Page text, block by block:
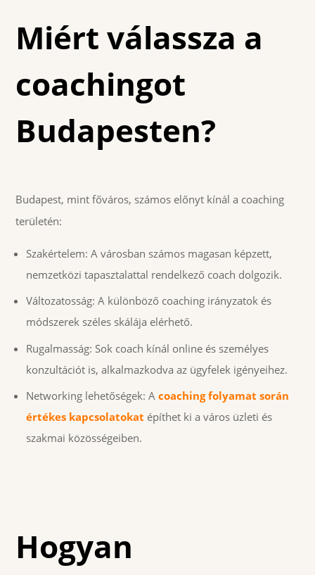
Miért válassza a
coachingot
Budapesten?
Budapest, mint főváros, számos előnyt kínál a coaching
területén:
Szakértelem: A városban számos magasan képzett,
nemzetközi tapasztalattal rendelkező coach dolgozik.
Változatosság: A különböző coaching irányzatok és
módszerek széles skálája elérhető.
Rugalmasság: Sok coach kínál online és személyes
konzultációt is, alkalmazkodva az ügyfelek igényeihez.
Networking lehetőségek: Acoaching folyamat során
értékes kapcsolatokat építhet ki a város üzleti és
szakmai közösségeiben.
Hogyan